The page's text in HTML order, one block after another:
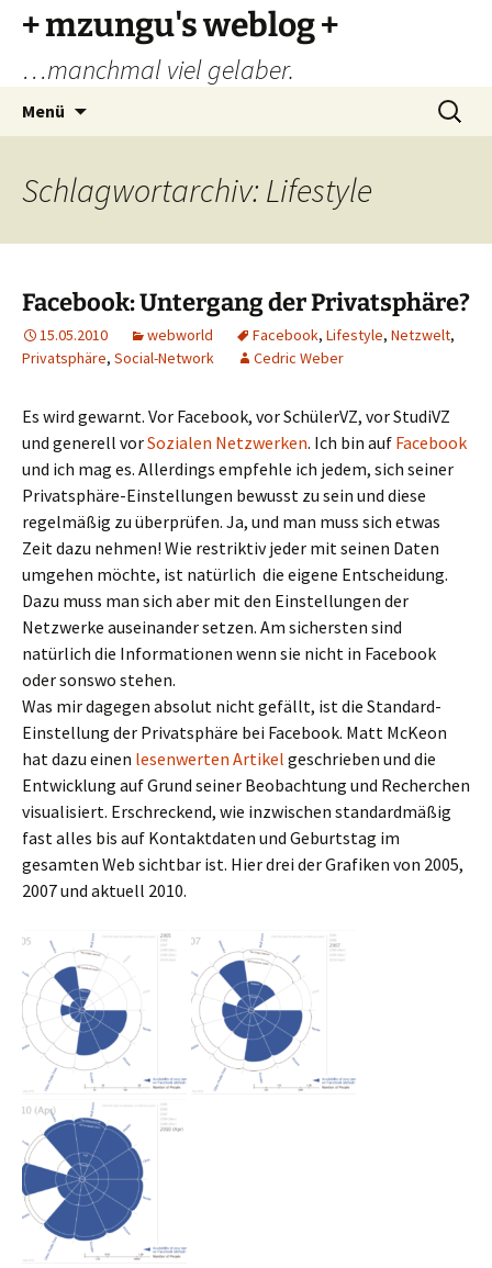
Zum
Inhalt
springen
+ mzungu's weblog +
…manchmal viel gelaber.
Menü
Suchen
nach:
Schlagwortarchiv: Lifestyle
Facebook: Untergang der Privatsphäre?
15.05.2010 webworld Facebook, Lifestyle, Netzwelt,
Privatsphäre, Social-Network Cedric Weber
Es wird gewarnt. Vor Facebook, vor SchülerVZ, vor StudiVZ
und generell vorSozialen Netzwerken. Ich bin auf Facebook
und ich mag es. Allerdings empfehle ich jedem, sich seiner
Privatsphäre-Einstellungen bewusst zu sein und diese
regelmäßig zu überprüfen. Ja, und man muss sich etwas
Zeit dazu nehmen! Wie restriktiv jeder mit seinen Daten
umgehen möchte, ist natürlich die eigene Entscheidung.
Dazu muss man sich aber mit den Einstellungen der
Netzwerke auseinander setzen. Am sichersten sind
natürlich die Informationen wenn sie nicht in Facebook
oder sonswo stehen.
Was mir dagegen absolut nicht gefällt, ist die Standard-
Einstellung der Privatsphäre bei Facebook. Matt McKeon
hat dazu einen lesenwerten Artikel geschrieben und die
Entwicklung auf Grund seiner Beobachtung und Recherchen
visualisiert. Erschreckend, wie inzwischen standardmäßig
fast alles bis auf Kontaktdaten und Geburtstag im
gesamten Web sichtbar ist. Hier drei der Grafiken von 2005,
2007 und aktuell 2010.